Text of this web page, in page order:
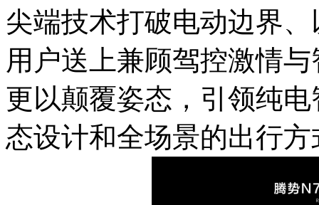
尖端技术打破电动边界
用户送上兼顾驾控激情
更以颠覆姿态，引领纯
态设计和全场景的出行